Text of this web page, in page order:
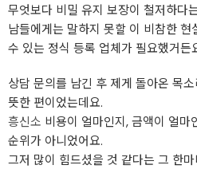
무엇보다 비밀 유지 보장이 철저하다
남들에게는 말하지 못할 이 비참한
수 있는 정식 등록 업체가 필요했거든
상담 문의를 남긴 후 제게 돌아온 목
뜻한 편이었는데요.
흥신소 비용이 얼마인지, 금액이 얼마
순위가 아니었어요.
그저 많이 힘드셨을 것 같다는 그 한